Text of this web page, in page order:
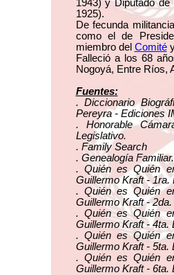
1943) y Diputado
1925).
De fecunda
como el de
miembro del Comité
Falleció a los 68
Nogoyá, Entre Ríos,
Fuentes:
. Diccionario
Pereyra - Ediciones
. Honorable
Legislativo.
. Family Search
. Genealogía Familiar.
. Quién es Quién
Guillermo Kraft - 1ra.
. Quién es Quién
Guillermo Kraft -
. Quién es Quién
Guillermo Kraft - 4ta.
. Quién es Quién
Guillermo Kraft - 5ta.
. Quién es Quién
Guillermo Kraft - 6ta.